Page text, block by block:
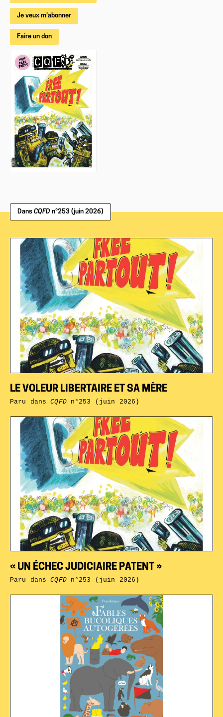
Je veux m'abonner
Faire un don
Dans CQFD n°253 (juin 2026)
« UN ÉCHEC JUDICIAIRE PATENT »
Paru dansCQFDn°253 (juin 2026)
LE VOLEUR LIBERTAIRE ET SA MÈRE
Paru dansCQFDn°253 (juin 2026)